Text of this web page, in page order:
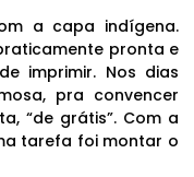
a capa indígena.
pronta e
imprimir. Nos dias
pra convencer
“de grátis”. Com a
tarefa foi montar o